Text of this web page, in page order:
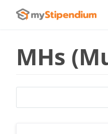
MHs